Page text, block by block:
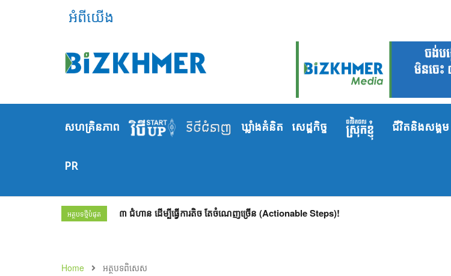
អំពីយើង
សហគ្រិនភាព ឃ្លាំង​គំនិត សេដ្ឋកិច្ច ជីវិតនិងសង្គម
PR
អត្ថបទថ្មីបំផុត ៣ ជំហាន ដើម្បីធ្វើការតិច តែចំណេញច្រើន (Actionable Steps)!
Home អត្ថបទពិសេស